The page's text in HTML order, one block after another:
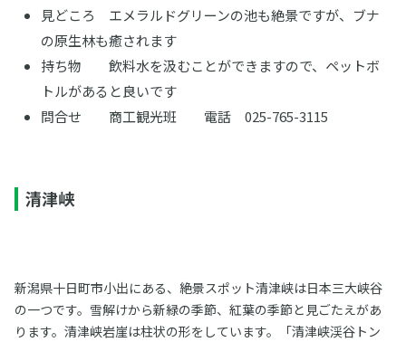
見どころ エメラルドグリーンの池も絶景ですが、ブナ
の原生林も癒されます
持ち物 飲料水を汲むことができますので、ペットボ
トルがあると良いです
問合せ 商工観光班 電話 025-765-3115
清津峡
新潟県十日町市小出にある、絶景スポット清津峡は日本三大峡谷
の一つです。雪解けから新緑の季節、紅葉の季節と見ごたえがあ
ります。清津峡岩崖は柱状の形をしています。「清津峡渓谷トン